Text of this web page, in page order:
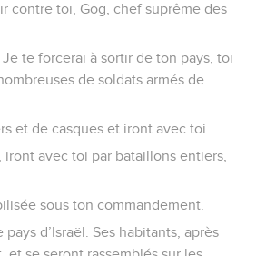
contre toi, Gog, chef suprême des
te forcerai à sortir de ton pays, toi
de soldats armés de
et de casques et iront avec toi.
iront avec toi par bataillons entiers,
sous ton commandement.
d’Israël. Ses habitants, après